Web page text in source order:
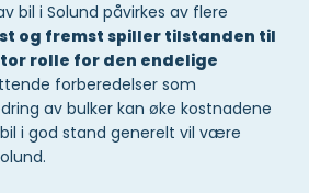
bil i Solund påvirkes av flere
og fremst spiller tilstanden til
rolle for den endelige
forberedelser som
av bulker kan øke kostnadene
i god stand generelt vil være